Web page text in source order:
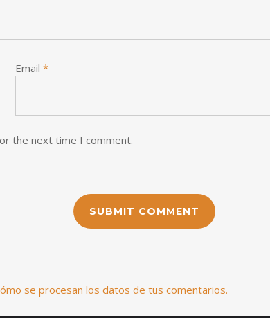
Email *
the next time I comment.
se procesan los datos de tus comentarios.